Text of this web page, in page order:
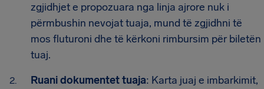
zgjidhjet e propozuara nga linja ajrore nuk i
përmbushin nevojat tuaja, mund të zgjidhni të
mos fluturoni dhe të kërkoni rimbursim për biletën
tuaj.
Ruani dokumentet tuaja: Karta juaj e imbarkimit,